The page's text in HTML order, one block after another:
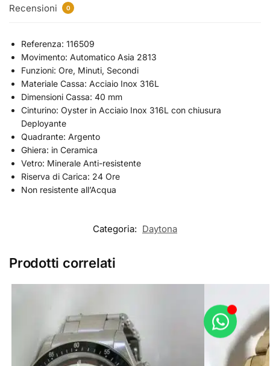
Recensioni 0
Referenza: 116509
Movimento: Automatico Asia 2813
Funzioni: Ore, Minuti, Secondi
Materiale Cassa: Acciaio Inox 316L
Dimensioni Cassa: 40 mm
Cinturino: Oyster in Acciaio Inox 316L con chiusura
Deployante
Quadrante: Argento
Ghiera: in Ceramica
Vetro: Minerale Anti-resistente
Riserva di Carica: 24 Ore
Non resistente all’Acqua
Categoria: Daytona
Prodotti correlati